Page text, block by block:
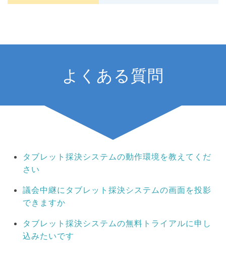
よくある質問
タブレット採決システムの動作環境を教えてくだ
さい
議会中継にタブレット採決システムの画面を投影
できますか
タブレット採決システムの無料トライアルに申し
込みたいです